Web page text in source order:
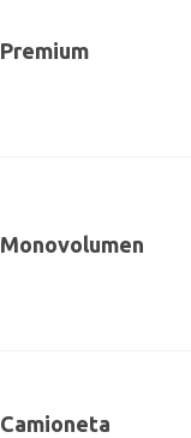
Premium
Monovolumen
Camioneta